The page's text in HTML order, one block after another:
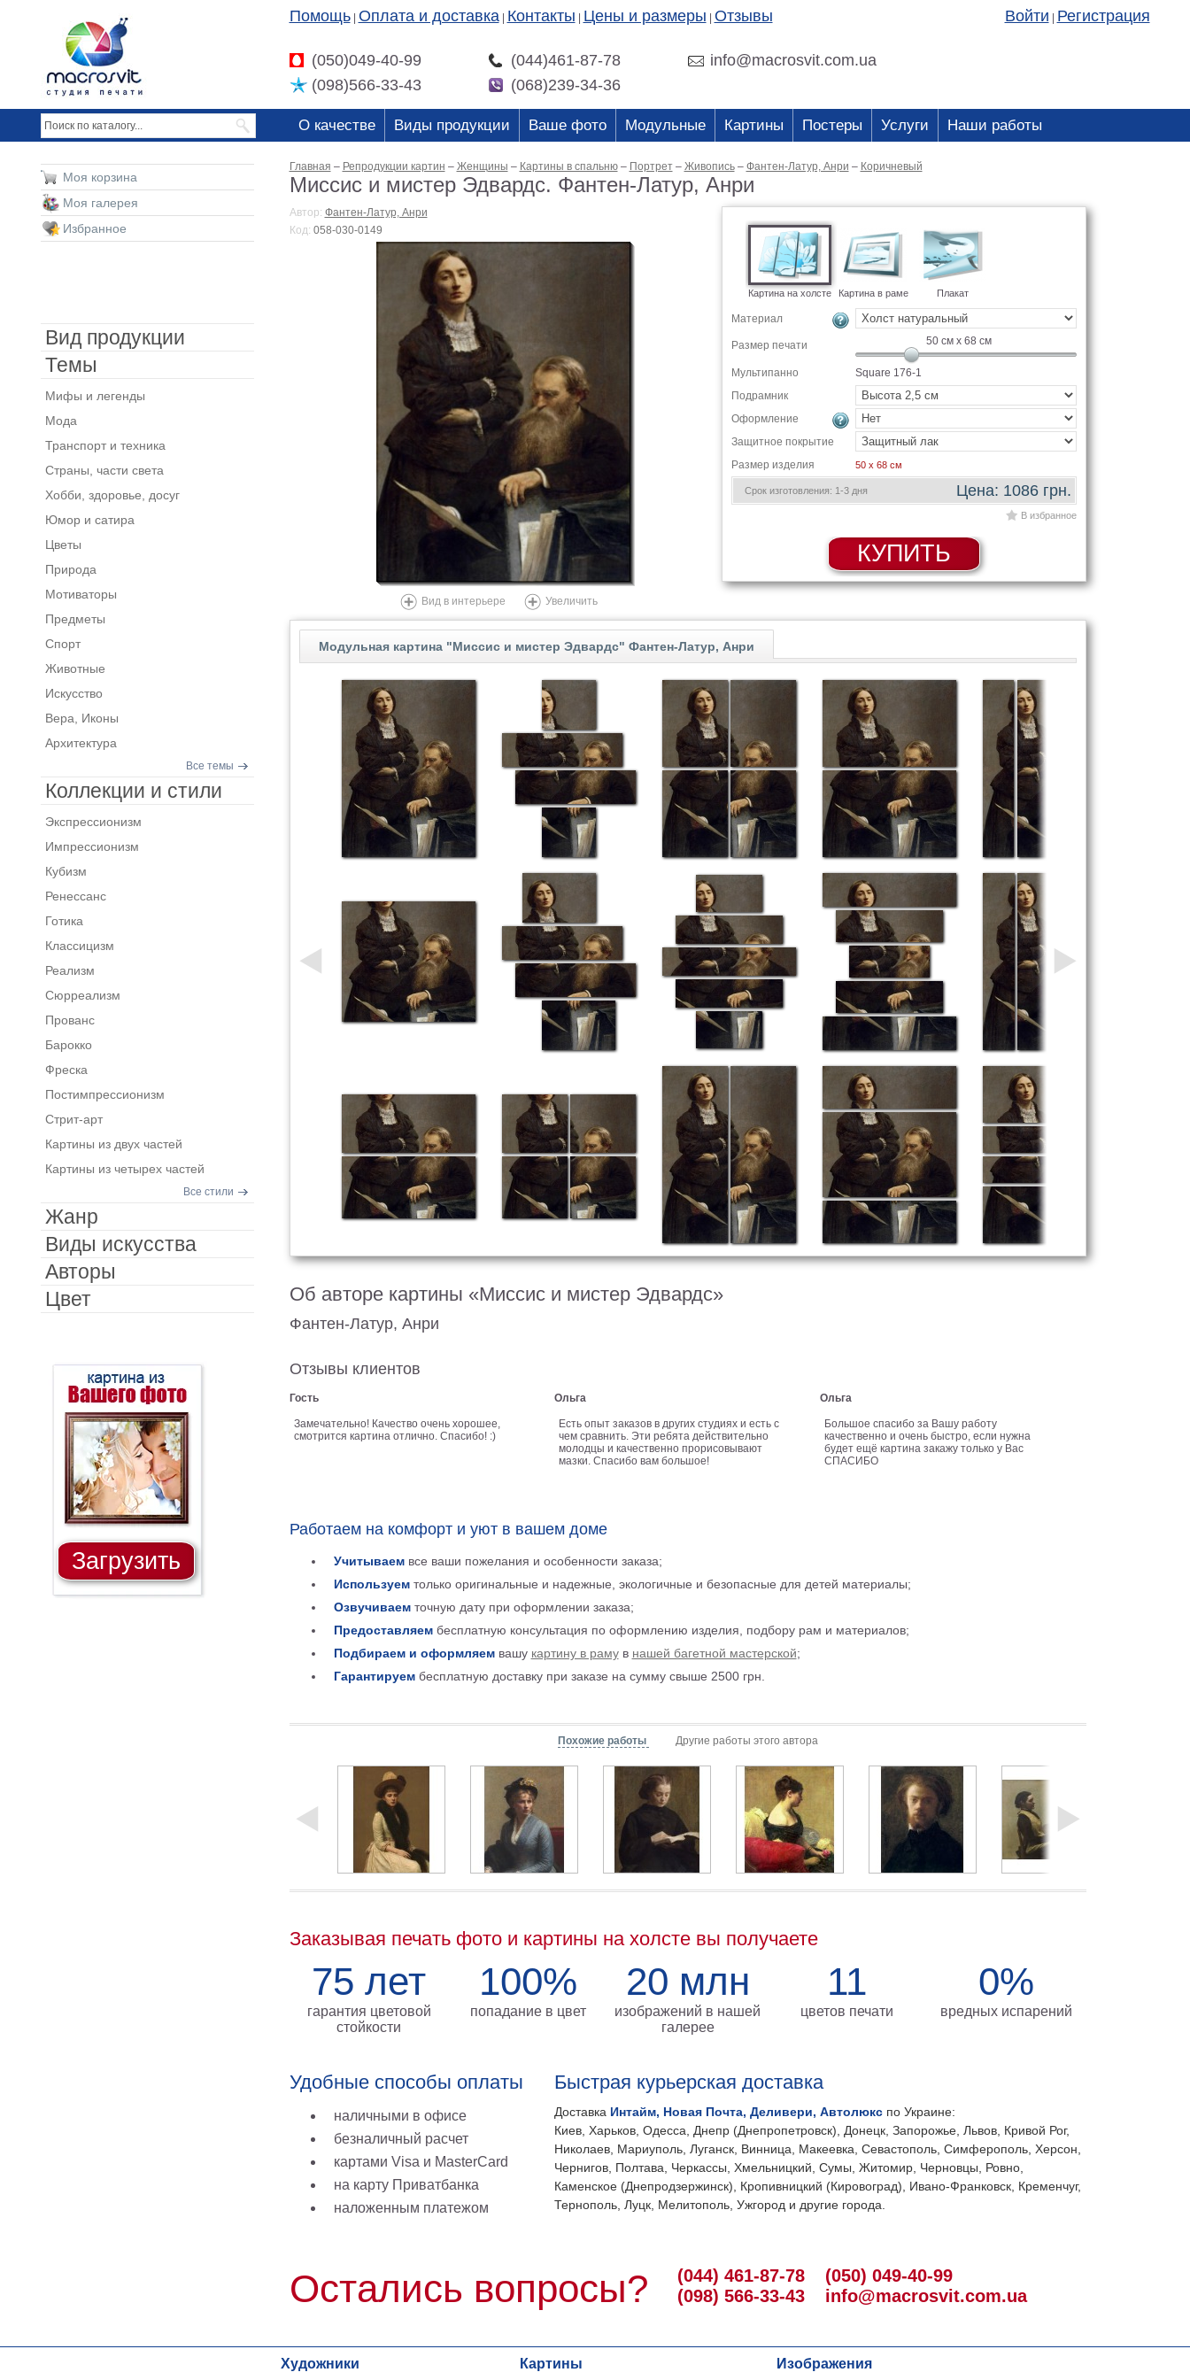
Помощь Оплата и доставка Контакты Цены и размеры Отзывы Войти Регистрация
(050)049-40-99 (044)461-87-78
info@macrosvit.com.ua
(098)566-33-43
(068)239-34-36
О качестве Виды продукции Ваше фото Модульные Картины Постеры Услуги Наши работы
Главная – Репродукции картин – Женщины – Картины в спальню – Портрет – Живопись – Фантен-Латур, Анри – Коричневый
Миссис и мистер Эдвардс. Фантен-Латур, Анри
Автор: Фантен-Латур, Анри
Код: 058-030-0149
Вид в интерьере Увеличить
Картина на холсте Картина в раме Плакат
Материал
Размер печати 50см x 68 см
Мультипанно
Square 176-1
Подрамник
Оформление
Защитное покрытие
Размер изделия
50 x 68 см
Срок изготовления: 1-3 дня Цена: 1086 грн.
В избранное
КУПИТЬ
Модульная картина "Миссис и мистер Эдвардс" Фантен-Латур, Анри
Об авторе картины «Миссис и мистер Эдвардс»
Фантен-Латур, Анри
Отзывы клиентов
Гость
Замечательно! Качество очень хорошее,
смотрится картина отлично. Спасибо! :)
Ольга
Есть опыт заказов в других студиях и есть с
чем сравнить. Эти ребята действительно
молодцы и качественно прорисовывают
мазки. Спасибо вам большое!
Ольга
Большое спасибо за Вашу работу
качественно и очень быстро, если нужна
будет ещё картина закажу только у Вас
СПАСИБО
Работаем на комфорт и уют в вашем доме
Учитываемвсе ваши пожелания и особенности заказа;
Используемтолько оригинальные и надежные, экологичные и безопасные для детей материалы;
Озвучиваемточную дату при оформлении заказа;
Предоставляембесплатную консультация по оформлению изделия, подбору рам и материалов;
Подбираем и оформляемвашу картину в рамув нашей багетной мастерской;
Гарантируембесплатную доставку при заказе на сумму свыше 2500 грн.
Похожие работы Другие работы этого автора
Заказывая печать фото и картины на холсте вы получаете
75 лет
гарантия цветовой
стойкости
100%
попадание в цвет
20 млн
изображений в нашей
галерее
11
цветов печати
0%
вредных испарений
Удобные способы оплаты
наличными в офисе
безналичный расчет
картами Visa и MasterCard
на карту Приватбанка
наложенным платежом
Быстрая курьерская доставка
Доставка Интайм, Новая Почта, Деливери, Автолюкс по Украине:
Киев, Харьков, Одесса, Днепр (Днепропетровск), Донецк, Запорожье, Львов, Кривой Рог,
Николаев, Мариуполь, Луганск, Винница, Макеевка, Севастополь, Симферополь, Херсон,
Чернигов, Полтава, Черкассы, Хмельницкий, Сумы, Житомир, Черновцы, Ровно,
Каменское (Днепродзержинск), Кропивницкий (Кировоград), Ивано-Франковск, Кременчуг,
Тернополь, Луцк, Мелитополь, Ужгород и другие города.
Остались вопросы?
(044) 461-87-78
(098) 566-33-43
(050) 049-40-99
info@macrosvit.com.ua
Моя корзина
Моя галерея
Избранное
Вид продукции
Темы
Мифы и легенды
Мода
Транспорт и техника
Страны, части света
Хобби, здоровье, досуг
Юмор и сатира
Цветы
Природа
Мотиваторы
Предметы
Спорт
Животные
Искусство
Вера, Иконы
Архитектура
Все темы
Коллекции и стили
Экспрессионизм
Импрессионизм
Кубизм
Ренессанс
Готика
Классицизм
Реализм
Сюрреализм
Прованс
Барокко
Фреска
Постимпрессионизм
Стрит-арт
Картины из двух частей
Картины из четырех частей
Все стили
Жанр
Виды искусства
Авторы
Цвет
Загрузить
Художники Картины Изображения